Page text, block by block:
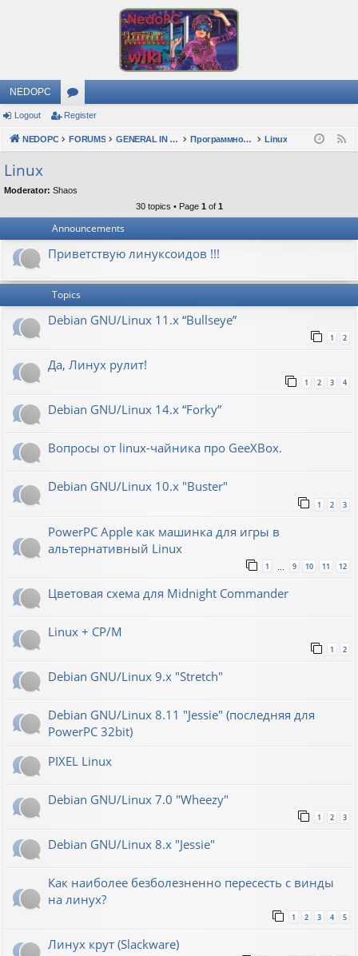
NEDOPC
or
u
s
Logout Register
NEDOPC FORUMS GENERAL IN RUSSIAN Программное обеспечение Linux
Linux
Moderator: Shaos
30 topics • Page 1 of 1
Announcements
Приветствую линуксоидов !!!
Topics
Debian GNU/Linux 11.x “Bullseye”
1 2
Да, Линух рулит!
1 2 3 4
Debian GNU/Linux 14.x “Forky”
Вопросы от linux-чайника про GeeXBox.
Debian GNU/Linux 10.x "Buster"
1 2 3
PowerPC Apple как машинка для игры в
альтернативный Linux
1 9 10 11 12
Цветовая схема для Midnight Commander
Linux + CP/M
1 2
Debian GNU/Linux 9.x "Stretch"
Debian GNU/Linux 8.11 "Jessie" (последняя для
PowerPC 32bit)
PIXEL Linux
Debian GNU/Linux 7.0 "Wheezy"
1 2 3
Debian GNU/Linux 8.x "Jessie"
Как наиболее безболезненно пересесть с винды
на линух?
1 2 3 4 5
Линух крут (Slackware)